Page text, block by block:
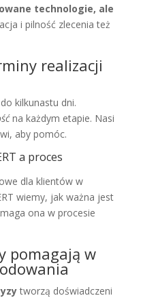
technologie, ale
i pilność zlecenia też
realizacji
kilkunastu dni.
na każdym etapie. Nasi
aby pomóc.
a proces
dla klientów w
wiemy, jak ważna jest
ona w procesie
pomagają w
tworzą doświadczeni